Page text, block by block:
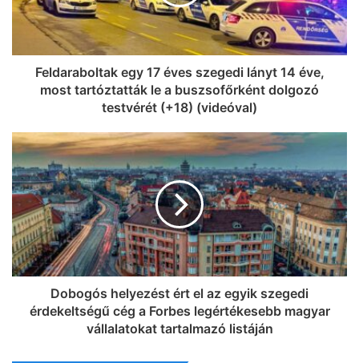
Feldaraboltak egy 17 éves szegedi lányt 14 éve,
most tartóztatták le a buszsofőrként dolgozó
testvérét (+18) (videóval)
Dobogós helyezést ért el az egyik szegedi
érdekeltségű cég a Forbes legértékesebb magyar
vállalatokat tartalmazó listáján